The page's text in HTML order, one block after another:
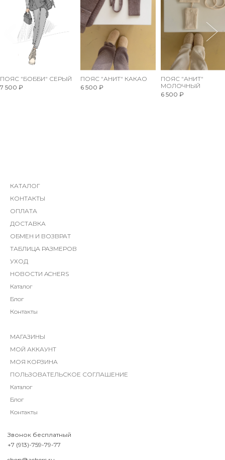
ПОЯС "БОББИ" СЕРЫЙ
7 500 ₽
ПОЯС "АНИТ" КАКАО
6 500 ₽
ПОЯС "АНИТ"
МОЛОЧНЫЙ
6 500 ₽
КАТАЛОГ
КОНТАКТЫ
ОПЛАТА
ДОСТАВКА
ОБМЕН И ВОЗВРАТ
ТАБЛИЦА РАЗМЕРОВ
УХОД
НОВОСТИ ACHERS
Каталог
Блог
Контакты
МАГАЗИНЫ
МОЙ АККАУНТ
МОЯ КОРЗИНА
ПОЛЬЗОВАТЕЛЬСКОЕ СОГЛАШЕНИЕ
Каталог
Блог
Контакты
Звонок бесплатный
+7 (913)-759-79-77